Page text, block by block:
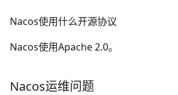
Nacos使用什么开源协议
Nacos使用Apache 2.0。
Nacos运维问题